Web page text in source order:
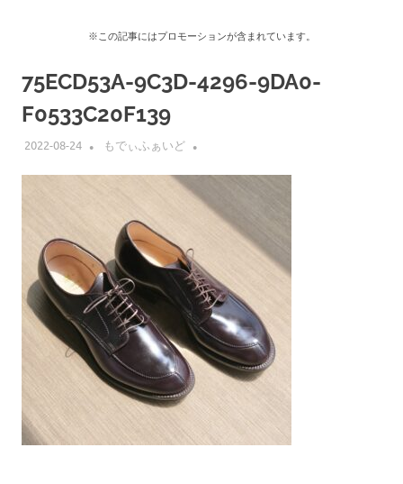
※この記事にはプロモーションが含まれています。
75ECD53A-9C3D-4296-9DA0-
F0533C20F139
2022-08-24 もでぃふぁいど